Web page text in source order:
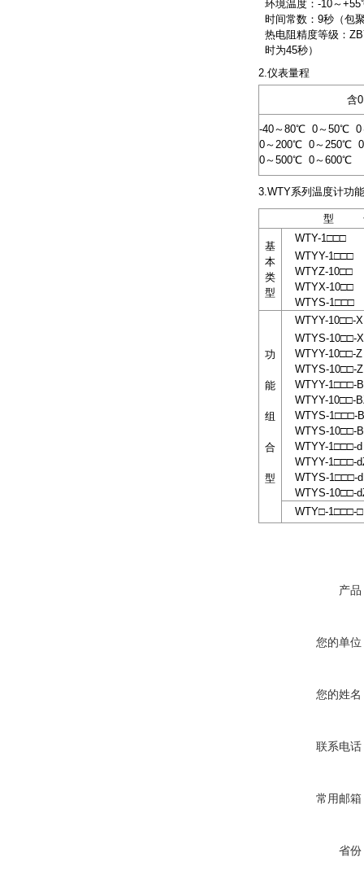
环境温度：-10～
时间常数：9秒（包
热电阻精度等级：
时为45秒）
2.仪表量程
含
-40～80℃ 0～50℃
0～200℃ 0～250℃
0～500℃ 0～600℃
3.WTY系列温度计功
型
基
本
类
型
WTY-1□□□
WTYY-1□□□
WTYZ-10□□
WTYX-10□□
WTYS-1□□□
功
能
组
合
型
WTYY-10□□-X
WTYS-10□□-X
WTYY-10□□-Z
WTYS-10□□-Z
WTYY-1□□□-B
WTYY-10□□-
WTYS-1□□□-B
WTYS-10□□-
WTYY-1□□□-d
WTYY-1□□□-
WTYS-1□□□-d
WTYS-10□□-
WTY□-1□□□-
产品
您的单位
您的姓名
联系电话
常用邮箱
省份